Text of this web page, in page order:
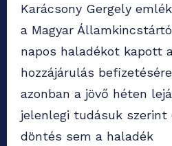
Karácsony Gergely
a Magyar
napos haladékot kapott
hozzájárulás
azonban a jövő héten
jelenlegi tudásuk szerint
döntés sem a haladék